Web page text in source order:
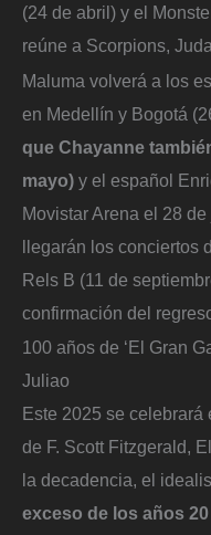
(24 de abril) y el
reúne a Scorpions,
Maluma volverá a los
en Medellín y Bogotá
que Chayanne
mayo) y el español
Movistar Arena el 28
llegarán los conciertos
Rels B (11 de
confirmación del
100 años de ‘El Gran
Juliao
Este 2025 se celebrará
de F. Scott Fitzgerald,
la decadencia, el
exceso de los años